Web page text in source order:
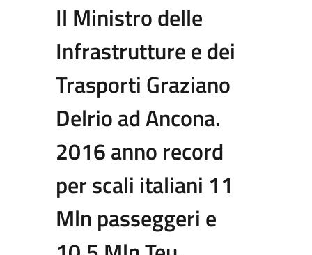
Il Ministro delle
Infrastrutture e dei
Trasporti Graziano
Delrio ad Ancona.
2016 anno record
per scali italiani 11
Mln passeggeri e